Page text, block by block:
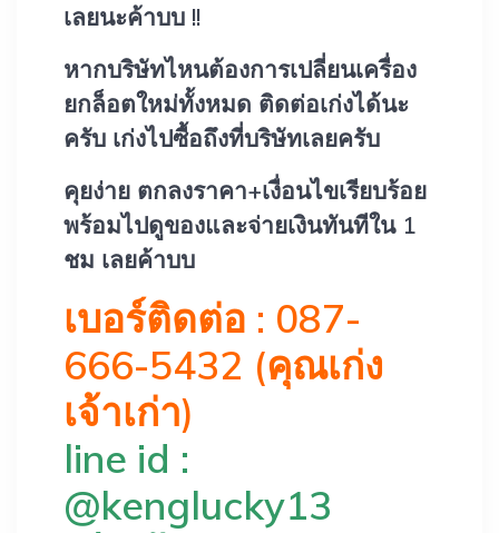
เลยนะค้าบบ !!
หากบริษัทไหนต้องการเปลี่ยนเครื่อง
ยกล็อตใหม่ทั้งหมด ติดต่อเก่งได้นะ
ครับ เก่งไปซื้อถึงที่บริษัทเลยครับ
คุยง่าย ตกลงราคา+เงื่อนไขเรียบร้อย
พร้อมไปดูของและจ่ายเงินทันทีใน 1
ชม เลยค้าบบ
เบอร์ติดต่อ : 087-
666-5432 (คุณเก่ง
เจ้าเก่า)
line id :
@kenglucky13